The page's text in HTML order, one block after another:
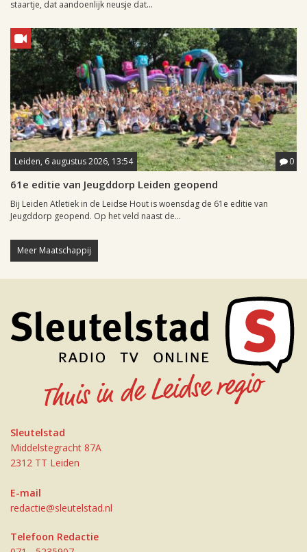
staartje, dat aandoenlijk neusje dat...
Leiden, 6 augustus 2026, 13:54 0
61e editie van Jeugddorp Leiden geopend
Bij Leiden Atletiek in de Leidse Hout is woensdag de 61e editie van
Jeugddorp geopend. Op het veld naast de...
Meer Maatschappij
Sleutelstad
Middelstegracht 87A
2312 TT Leiden
E-mail
redactie@sleutelstad.nl
Telefoon Redactie